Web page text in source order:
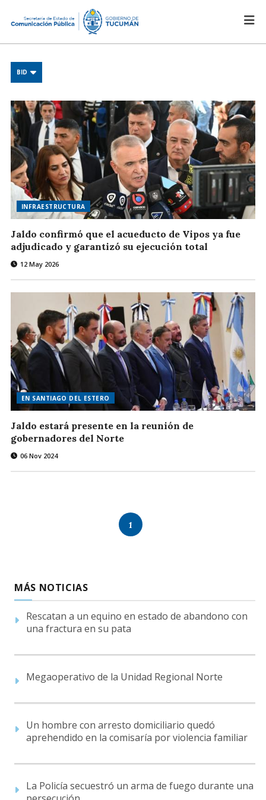
BID
INFRAESTRUCTURA
Jaldo confirmó que el acueducto de Vipos ya fue
adjudicado y garantizó su ejecución total
12 May 2026
EN SANTIAGO DEL ESTERO
Jaldo estará presente en la reunión de
gobernadores del Norte
06 Nov 2024
1
MÁS NOTICIAS
Rescatan a un equino en estado de abandono con
una fractura en su pata
Megaoperativo de la Unidad Regional Norte
Un hombre con arresto domiciliario quedó
aprehendido en la comisaría por violencia familiar
La Policía secuestró un arma de fuego durante una